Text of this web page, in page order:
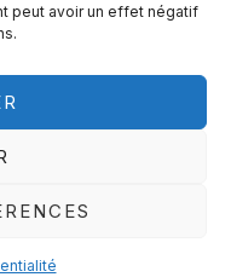
peut avoir un effet négatif
62
Nails.